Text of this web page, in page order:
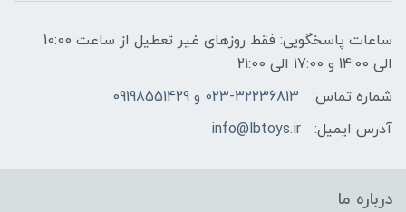
ساعات پاسخگویی: فقط روزهای غیر تعطیل از ساعت 10:00
الی 14:00 و 17:00 الی 21:00
شماره تماس:
023-32236813 و 09198551429
آدرس ایمیل:
info@lbtoys.ir
درباره ما